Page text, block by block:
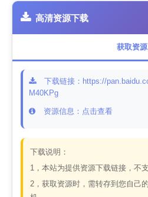
高清资源下载
获取资源
下载链接：https://
M40KPg
资源信息：点击查看
下载说明：
1，本站为提供资源下载链接，不
2，获取资源时，需转存到您自己